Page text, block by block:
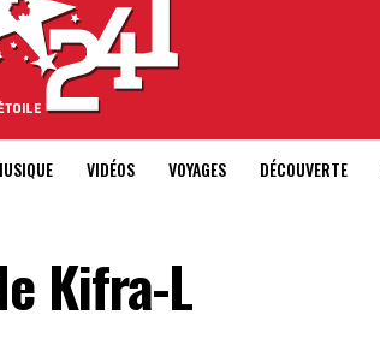
VIDÉOS VOYAGES DÉCOUVERTE
Kifra-L